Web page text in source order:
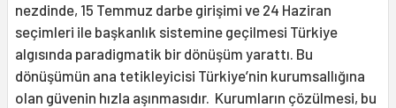
nezdinde, 15 Temmuz darbe girişimi ve 24 Haziran
seçimleri ile başkanlık sistemine geçilmesi Türkiye
algısında paradigmatik bir dönüşüm yarattı. Bu
dönüşümün ana tetikleyicisi Türkiye’nin kurumsallığına
olan güvenin hızla aşınmasıdır. Kurumların çözülmesi, bu